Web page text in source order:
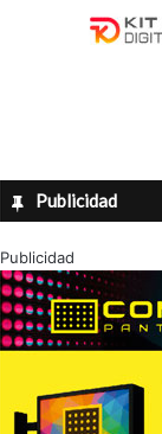
Publicidad
Publicidad